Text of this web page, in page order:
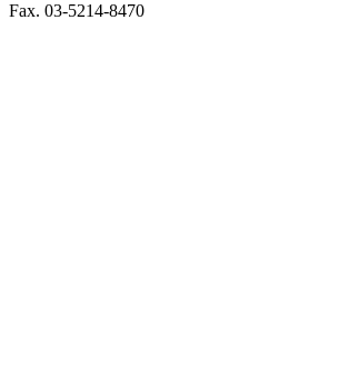
Fax. 03-5214-8470